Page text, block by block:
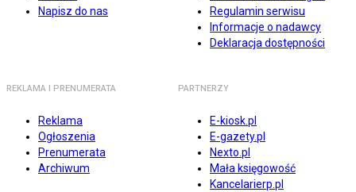
Napisz do nas
Regulamin serwisu
Informacje o nadawcy
Deklaracja dostępności
REKLAMA I PRENUMERATA
Reklama
Ogłoszenia
Prenumerata
Archiwum
PARTNERZY
E-kiosk.pl
E-gazety.pl
Nexto.pl
Mała księgowość
Kancelarierp.pl